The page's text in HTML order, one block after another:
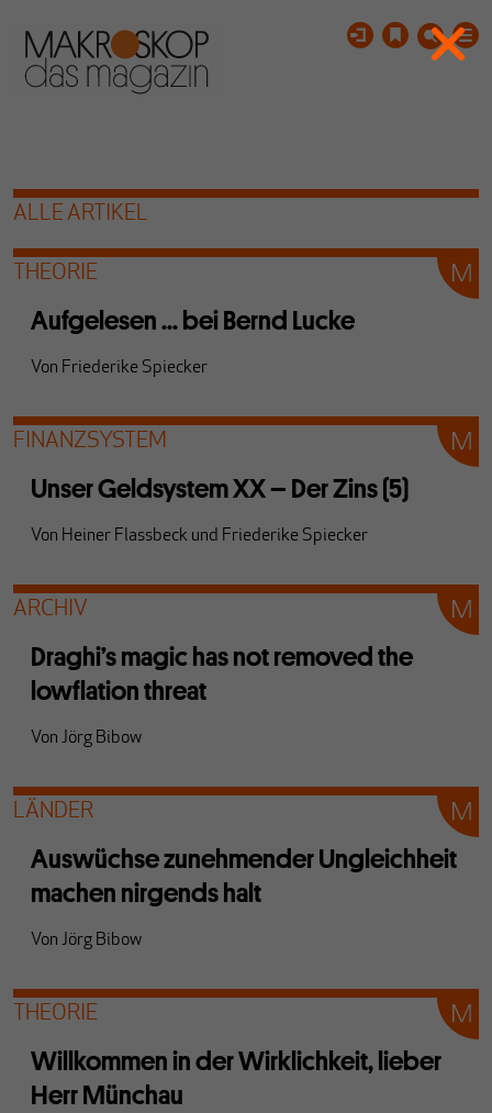
ALLE ARTIKEL
THEORIE
Aufgelesen ... bei Bernd Lucke
Von Friederike Spiecker
FINANZSYSTEM
Unser Geldsystem XX – Der Zins (5)
Von Heiner Flassbeck und Friederike Spiecker
ARCHIV
Draghi’s magic has not removed the
lowflation threat
Von Jörg Bibow
LÄNDER
Auswüchse zunehmender Ungleichheit
machen nirgends halt
Von Jörg Bibow
THEORIE
Willkommen in der Wirklichkeit, lieber
Herr Münchau